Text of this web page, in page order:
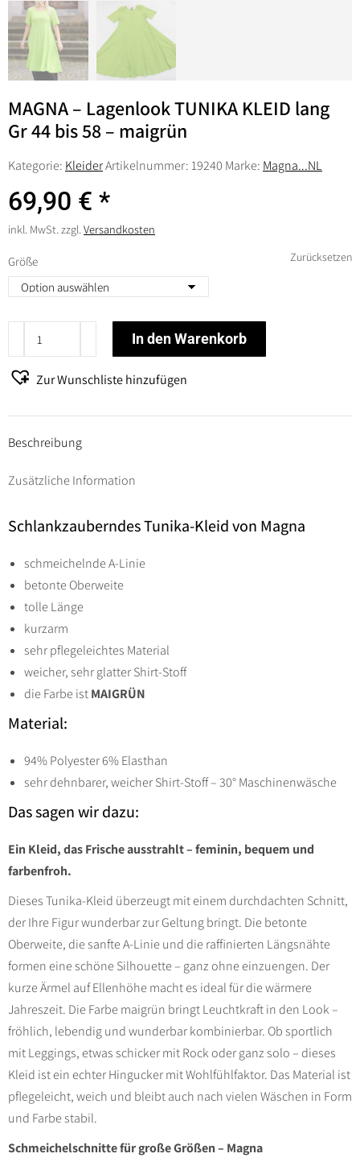
MAGNA – Lagenlook TUNIKA KLEID lang
Gr 44 bis 58 – maigrün
Kategorie: KleiderArtikelnummer: 19240 Marke: Magna...NL
69,90 €
inkl. MwSt.zzgl.Versandkosten
Größe Zurücksetzen
MAGNA
-
Lagenlook
KLEID
lang
44
58
maigrün
Menge
In den Warenkorb
Zur Wunschliste hinzufügen
Beschreibung
Zusätzliche Information
Schlankzauberndes Tunika-Kleid von Magna
schmeichelnde A-Linie
betonte Oberweite
tolle Länge
kurzarm
sehr pflegeleichtes Material
weicher, sehr glatter Shirt-Stoff
die Farbe istMAIGRÜN
Material:
94% Polyester 6% Elasthan
sehr dehnbarer, weicher Shirt-Stoff – 30° Maschinenwäsche
Das sagen wir dazu:
Ein Kleid, das Frische ausstrahlt – feminin, bequem und
farbenfroh.
Dieses Tunika-Kleid überzeugt mit einem durchdachten Schnitt,
der Ihre Figur wunderbar zur Geltung bringt. Die betonte
Oberweite, die sanfte A-Linie und die raffinierten Längsnähte
formen eine schöne Silhouette – ganz ohne einzuengen. Der
kurze Ärmel auf Ellenhöhe macht es ideal für die wärmere
Jahreszeit. Die Farbe maigrün bringt Leuchtkraft in den Look –
fröhlich, lebendig und wunderbar kombinierbar. Ob sportlich
mit Leggings, etwas schicker mit Rock oder ganz solo – dieses
Kleid ist ein echter Hingucker mit Wohlfühlfaktor. Das Material ist
pflegeleicht, weich und bleibt auch nach vielen Wäschen in Form
und Farbe stabil.
Schmeichelschnitte für große Größen – Magna